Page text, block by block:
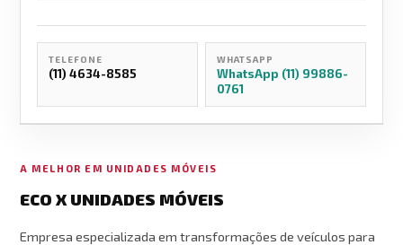
TELEFONE
(11) 4634-8585
WHATSAPP
WhatsApp (11) 99886-
0761
A MELHOR EM UNIDADES MÓVEIS
ECO X UNIDADES MÓVEIS
Empresa especializada em transformações de veículos para